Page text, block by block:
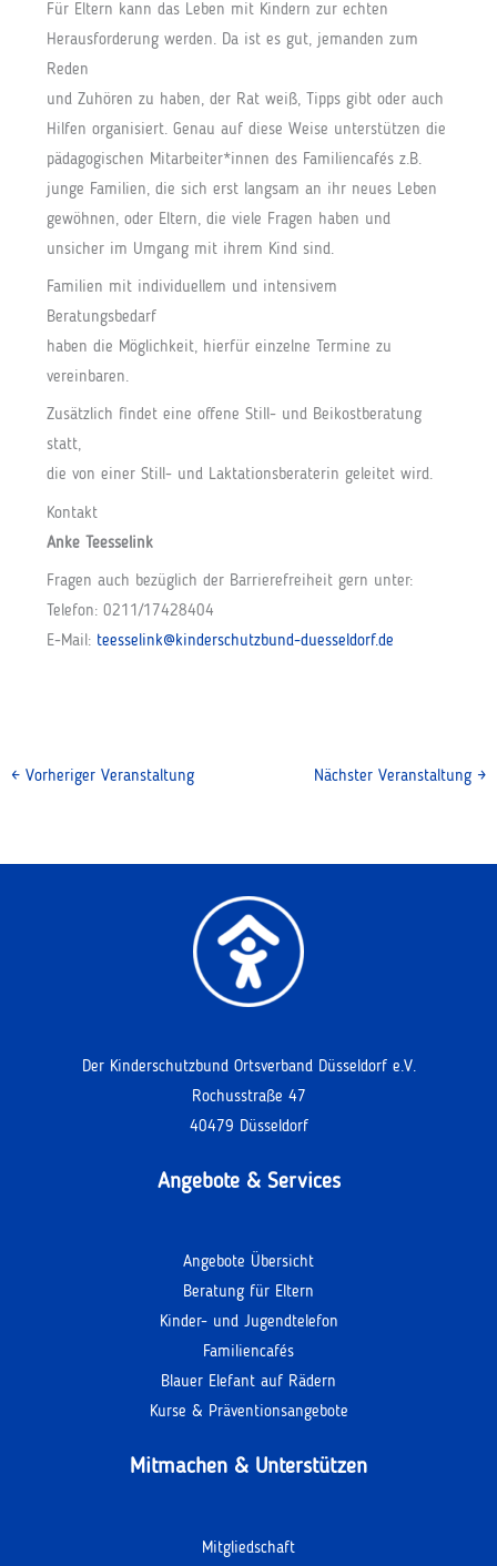
Für Eltern kann das Leben mit Kindern zur echten
Herausforderung werden. Da ist es gut, jemanden zum
Reden
und Zuhören zu haben, der Rat weiß, Tipps gibt oder auch
Hilfen organisiert. Genau auf diese Weise unterstützen die
pädagogischen Mitarbeiter*innen des Familiencafés z.B.
junge Familien, die sich erst langsam an ihr neues Leben
gewöhnen, oder Eltern, die viele Fragen haben und
unsicher im Umgang mit ihrem Kind sind.
Familien mit individuellem und intensivem
Beratungsbedarf
haben die Möglichkeit, hierfür einzelne Termine zu
vereinbaren.
Zusätzlich findet eine offene Still- und Beikostberatung
statt,
die von einer Still- und Laktationsberaterin geleitet wird.
Kontakt
Anke Teesselink
Fragen auch bezüglich der Barrierefreiheit gern unter:
Telefon: 0211/17428404
E-Mail: teesselink@kinderschutzbund-duesseldorf.de
←Vorheriger Veranstaltung Nächster Veranstaltung →
Der Kinderschutzbund Ortsverband Düsseldorf e.V.
Rochusstraße 47
40479 Düsseldorf
Angebote & Services
Angebote Übersicht
Beratung für Eltern
Kinder- und Jugendtelefon
Familiencafés
Blauer Elefant auf Rädern
Kurse & Präventionsangebote
Mitmachen & Unterstützen
Mitgliedschaft